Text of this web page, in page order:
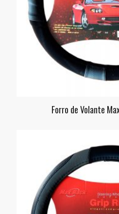
Forro de Volante